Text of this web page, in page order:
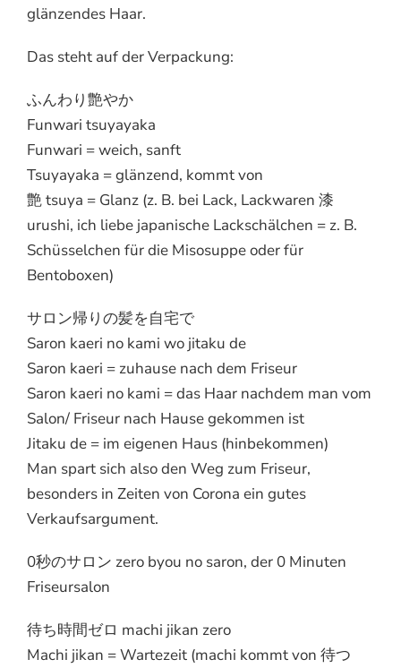
glänzendes Haar.
Das steht auf der Verpackung:
ふんわり艶やか
Funwari tsuyayaka
Funwari = weich, sanft
Tsuyayaka = glänzend, kommt von
艶 tsuya = Glanz (z. B. bei Lack, Lackwaren 漆
urushi, ich liebe japanische Lackschälchen = z. B.
Schüsselchen für die Misosuppe oder für
Bentoboxen)
サロン帰りの髪を自宅で
Saron kaeri no kami wo jitaku de
Saron kaeri = zuhause nach dem Friseur
Saron kaeri no kami = das Haar nachdem man vom
Salon/ Friseur nach Hause gekommen ist
Jitaku de = im eigenen Haus (hinbekommen)
Man spart sich also den Weg zum Friseur,
besonders in Zeiten von Corona ein gutes
Verkaufsargument.
0秒のサロン zero byou no saron, der 0 Minuten
Friseursalon
待ち時間ゼロ machi jikan zero
Machi jikan = Wartezeit (machi kommt von 待つ